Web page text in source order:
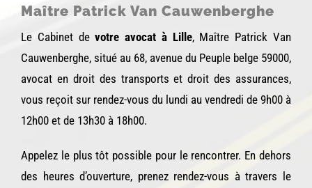
Maître Patrick Van Cauwenberghe
Le Cabinet devotre avocat à Lille, Maître Patrick Van
Cauwenberghe, situé au 68, avenue du Peuple belge 59000,
avocat en droit des transports et droit des assurances,
vous reçoit sur rendez-vous du lundi au vendredi de 9h00 à
12h00 et de 13h30 à 18h00.
Appelez le plus tôt possible pour le rencontrer. En dehors
des heures d’ouverture, prenez rendez-vous à travers le